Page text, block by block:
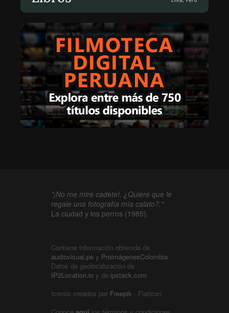
"¡No me mire cadete!, ¿Quiere que le
regale una fotografía mía calato?."
La ciudad y los perros (1985).
Contiene información obtenida de
audiovisual.pe y ProimágenesColombia.
Datos de geolocalización de
IP2Location.io y de ipstack.com
Iconos creados por Freepik - Flaticon